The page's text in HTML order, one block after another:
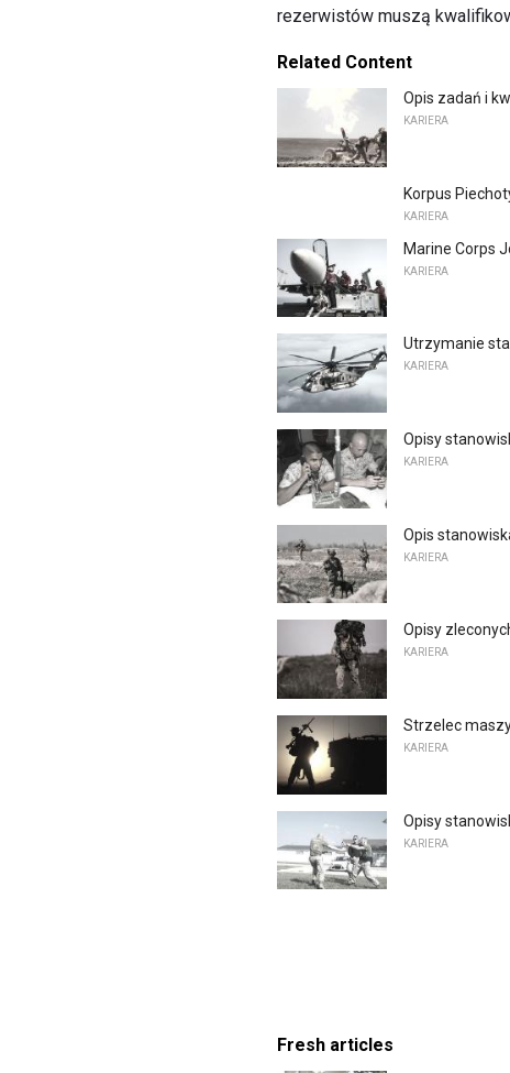
rezerwistów muszą
Related Content
Opis zadań i
KARIERA
Korpus
KARIERA
Marine Corps
KARIERA
Utrzymanie
KARIERA
Opisy
KARIERA
Opis
KARIERA
Opisy
KARIERA
Strzelec
KARIERA
Opisy
KARIERA
Fresh articles